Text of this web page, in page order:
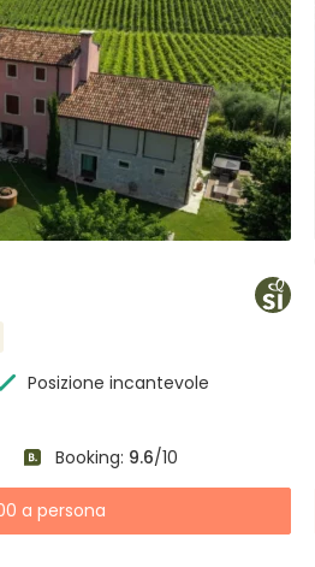
Posizione incantevole
Booking: 9.6/10
a persona